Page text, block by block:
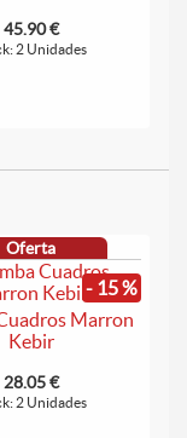
45.90 €
2 Unidades
Oferta
- 15 %
Marron
Kebir
28.05 €
2 Unidades